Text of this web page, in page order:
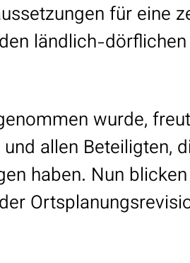
für eine
ländlich-
wurde,
allen Beteiligten,
haben. Nun